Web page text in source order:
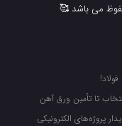
می باشد 🥰
تا تأمین ورق آهن
پروژه‌های الکترونیکی